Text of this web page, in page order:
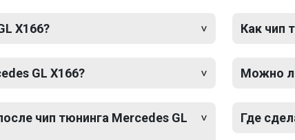
X166?
GL X166?
чип тюнинга Mercedes GL
Как чип
Можно
Где